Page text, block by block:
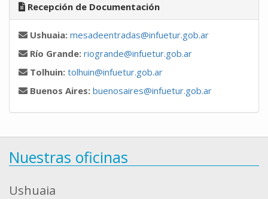
Recepción de Documentación
Ushuaia: mesadeentradas@infuetur.gob.ar
Río Grande: riogrande@infuetur.gob.ar
Tolhuin: tolhuin@infuetur.gob.ar
Buenos Aires: buenosaires@infuetur.gob.ar
Nuestras oficinas
Ushuaia